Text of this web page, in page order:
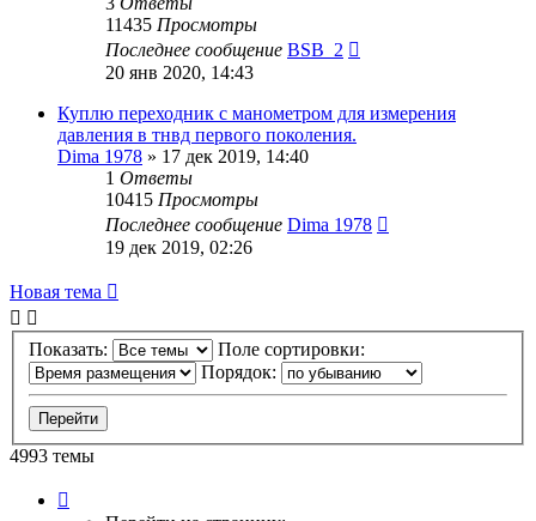
11435 Просмотры
Последнее сообщение BSB_2
20 янв 2020, 14:43
Куплю переходник с манометром для измерения
давления в тнвд первого поколения.
Dima 1978 » 17 дек 2019, 14:40
1 Ответы
10415 Просмотры
Последнее сообщение Dima 1978
19 дек 2019, 02:26
Новая тема
Показать:
Поле сортировки:
Порядок:
4993 темы